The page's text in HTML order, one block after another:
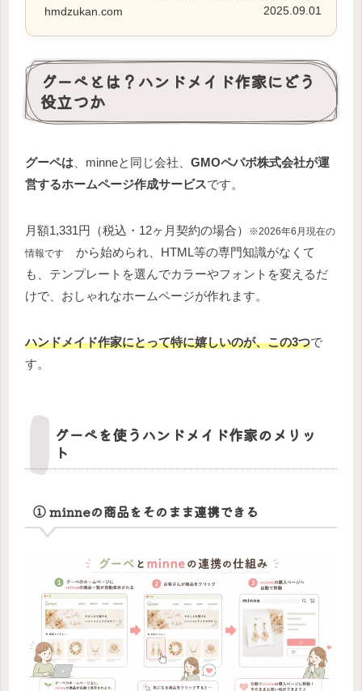
hmdzukan.com 2025.09.01
グーペとは？ハンドメイド作家にどう
役立つか
グーペは 、minneと同じ会社、 GMOペパボ株式会社が運
営するホームページ作成サービスです。
月額1,331円（税込・12ヶ月契約の場合）
※2026年6月現在の
情報です
から始められ、HTML等の専門知識がなくて
も、テンプレートを選んでカラーやフォントを変えるだ
けで、おしゃれなホームページが作れます。
ハンドメイド作家にとって特に嬉しいのが、この3つで
す。
グーペを使うハンドメイド作家のメリッ
ト
① minneの商品をそのまま連携できる